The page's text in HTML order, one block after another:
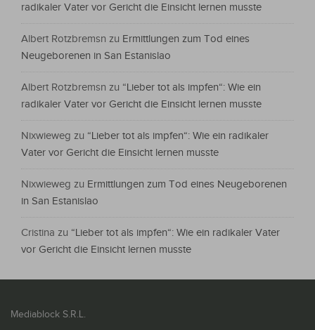
radikaler Vater vor Gericht die Einsicht lernen musste
Albert Rotzbremsn zu Ermittlungen zum Tod eines
Neugeborenen in San Estanislao
Albert Rotzbremsn zu “Lieber tot als impfen“: Wie ein
radikaler Vater vor Gericht die Einsicht lernen musste
Nixwieweg zu “Lieber tot als impfen“: Wie ein radikaler
Vater vor Gericht die Einsicht lernen musste
Nixwieweg zu Ermittlungen zum Tod eines Neugeborenen
in San Estanislao
Cristina zu “Lieber tot als impfen“: Wie ein radikaler Vater
vor Gericht die Einsicht lernen musste
Mediablock S.R.L.